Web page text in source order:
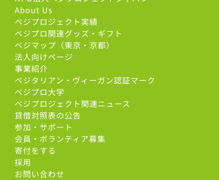
About Us
ベジプロジェクト実績
ベジプロ関連グッズ・ギフト
ベジマップ（東京・京都）
法人向けページ
事業紹介
ベジタリアン・ヴィーガン認証マーク
べジプロ大学
ベジプロジェクト関連ニュース
貸借対照表の公告
参加・サポート
会員・ボランティア募集
寄付をする
採用
お問い合わせ